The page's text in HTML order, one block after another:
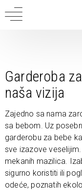
Garderoba
naša vizija
Zajedno sa nama
sa bebom. Uz
garderobu za bebe
sve izazove
mekanih mazilica.
sigurno koristiti ili
odeće, poznatih